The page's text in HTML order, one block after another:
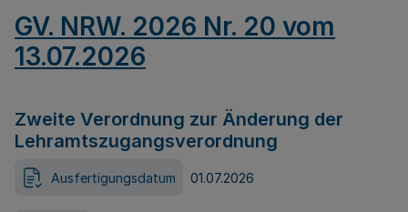
GV. NRW. 2026 Nr. 20 vom
13.07.2026
Zweite Verordnung zur Änderung der
Lehramtszugangsverordnung
Ausfertigungsdatum 01.07.2026